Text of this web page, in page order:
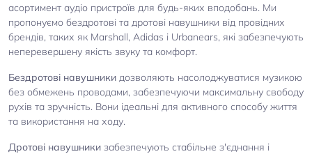
асортимент аудіо пристроїв для будь-яких вподобань. Ми
пропонуємо бездротові та дротові навушники від провідних
брендів, таких як Marshall, Adidas і Urbanears, які забезпечують
неперевершену якість звуку та комфорт.
Бездротові навушники дозволяють насолоджуватися музикою
без обмежень проводами, забезпечуючи максимальну свободу
рухів та зручність. Вони ідеальні для активного способу життя
та використання на ходу.
Дротові навушники забезпечують стабільне з'єднання і